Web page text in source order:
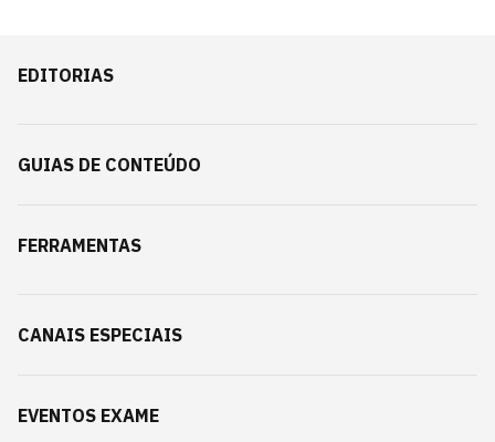
EDITORIAS
GUIAS DE CONTEÚDO
FERRAMENTAS
CANAIS ESPECIAIS
EVENTOS EXAME